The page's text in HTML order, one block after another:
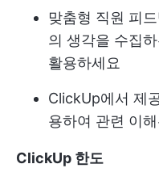
맞춤형 직원 피
의 생각을 수집
활용하세요
ClickUp에서 제
용하여 관련 이
ClickUp 한도